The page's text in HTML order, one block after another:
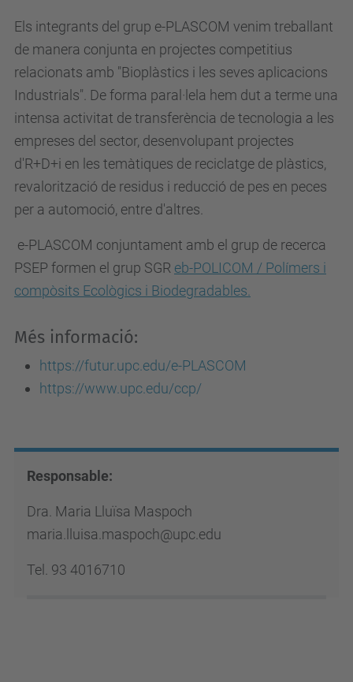
Els integrants del grup e-PLASCOM venim treballant
de manera conjunta en projectes competitius
relacionats amb "Bioplàstics i les seves aplicacions
Industrials". De forma paral·lela hem dut a terme una
intensa activitat de transferència de tecnologia a les
empreses del sector, desenvolupant projectes
d'R+D+i en les temàtiques de reciclatge de plàstics,
revalorització de residus i reducció de pes en peces
per a automoció, entre d'altres.
e-PLASCOM conjuntament amb el grup de recerca
PSEP formen el grup SGR eb-POLICOM / Polímers i
compòsits Ecològics i Biodegradables.
Més informació:
https://futur.upc.edu/e-PLASCOM
https://www.upc.edu/ccp/
Responsable:
Dra. Maria Lluïsa Maspoch
maria.lluisa.maspoch@upc.edu
Tel. 93 4016710